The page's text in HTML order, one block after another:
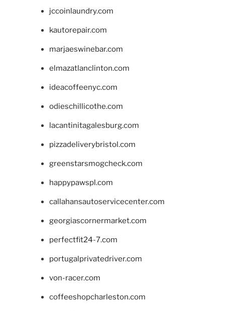
jccoinlaundry.com
kautorepair.com
marjaeswinebar.com
elmazatlanclinton.com
ideacoffeenyc.com
odieschillicothe.com
lacantinitagalesburg.com
pizzadeliverybristol.com
greenstarsmogcheck.com
happypawspl.com
callahansautoservicecenter.com
georgiascornermarket.com
perfectfit24-7.com
portugalprivatedriver.com
von-racer.com
coffeeshopcharleston.com